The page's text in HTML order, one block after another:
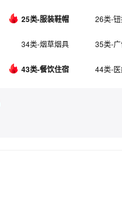
25类-服装鞋帽 26类-
34类-烟草烟具 35类-
43类-餐饮住宿 44类-